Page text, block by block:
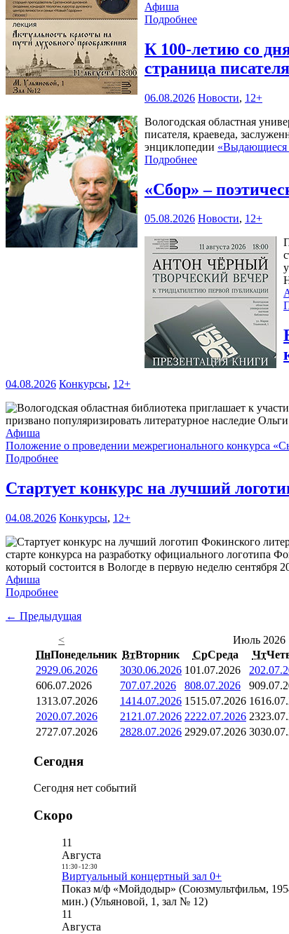
Афиша
Подробнее
К 100-летию со
страница
06.08.2026 Новости, 12+
Вологодская областная
писателя, краеведа,
энциклопедии «Выдающиеся
Подробнее
«Сбор» –
05.08.2026 Новости, 12+
04.08.2026 Конкурсы, 12+
призвано популяризировать литературное наследие
Афиша
Положение о проведении межрегионального конкурса
Подробнее
Стартует конкурс на лучший
04.08.2026 Конкурсы, 12+
старте конкурса на разработку официального логотипа
который состоится в Вологде в первую неделю сентября
Афиша
Подробнее
← Предыдущая
<
Июль 2026
ПнПонедельник ВтВторник СрСреда Чт
2929.06.2026 3030.06.2026 101.07.2026 2
606.07.2026 707.07.2026 808.07.2026 9
1313.07.2026 1414.07.2026 1515.07.2026 16
2020.07.2026 21 21.07.2026 2222.07.2026 23
2727.07.2026 2828.07.2026 2929.07.2026 30
Сегодня
Сегодня нет событий
Скоро
11
Августа
11:30- 12:30
Виртуальный концертный зал 0+
Показ м/ф «Мойдодыр» (Союзмультфильм,
мин.) (Ульяновой, 1, зал № 12)
11
Августа